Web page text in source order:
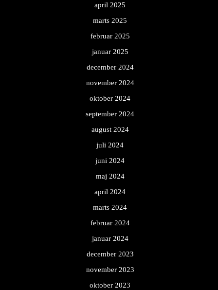
april 2025
marts 2025
februar 2025
januar 2025
december 2024
november 2024
oktober 2024
september 2024
august 2024
juli 2024
juni 2024
maj 2024
april 2024
marts 2024
februar 2024
januar 2024
december 2023
november 2023
oktober 2023